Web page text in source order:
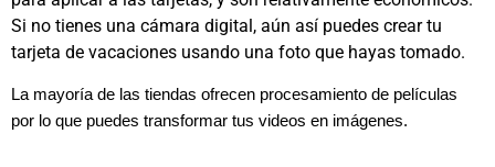
Si no tienes una cámara digital, aún así puedes crear tu
tarjeta de vacaciones usando una foto que hayas tomado.
La mayoría de las tiendas ofrecen procesamiento de películas
por lo que puedes transformar tus videos en imágenes.